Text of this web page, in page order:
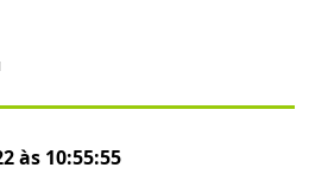
às 10:55:55